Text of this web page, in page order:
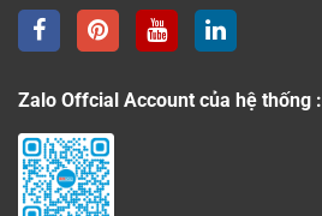
Zalo Offcial Account của hệ thống :